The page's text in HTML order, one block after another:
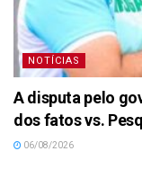
NOTÍCIAS
A disputa pelo
dos fatos vs.
06/08/2026